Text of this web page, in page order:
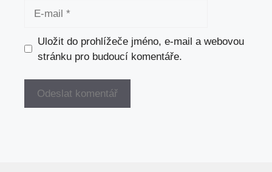
Uložit do prohlížeče jméno, e-mail a webovou
stránku pro budoucí komentáře.